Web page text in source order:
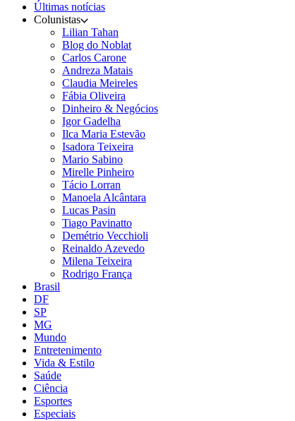
Últimas notícias
Colunistas
Lilian Tahan
Blog do Noblat
Carlos Carone
Andreza Matais
Claudia Meireles
Fábia Oliveira
Dinheiro & Negócios
Igor Gadelha
Ilca Maria Estevão
Isadora Teixeira
Mario Sabino
Mirelle Pinheiro
Tácio Lorran
Manoela Alcântara
Lucas Pasin
Tiago Pavinatto
Demétrio Vecchioli
Reinaldo Azevedo
Milena Teixeira
Rodrigo França
Brasil
DF
SP
MG
Mundo
Entretenimento
Vida & Estilo
Saúde
Ciência
Esportes
Especiais